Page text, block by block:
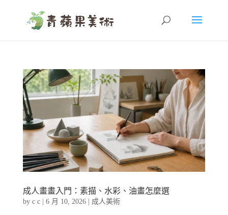
成人畫畫入門：素描、水彩、油畫怎麼選
by c c| 6 月 10, 2026| 成人美術